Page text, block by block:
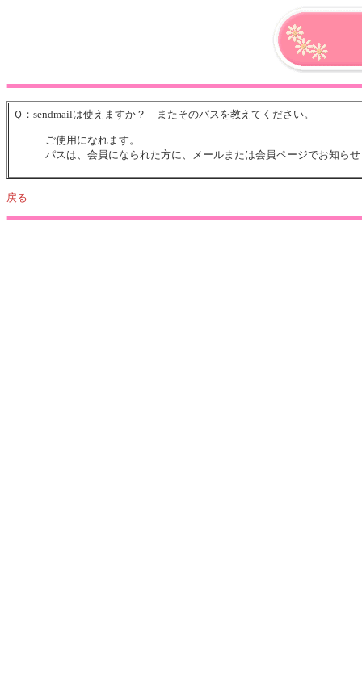
Ｑ：sendmailは使えますか？ またそのパスを教えてください。
ご使用になれます。
パスは、会員になられた方に、メールまたは会員ページでお知ら
戻る